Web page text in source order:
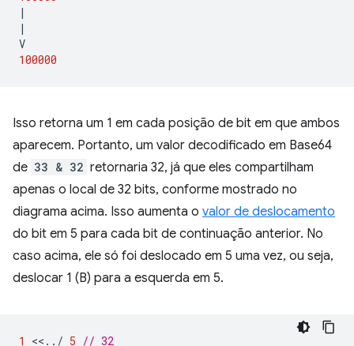
|
|
V
100000
Isso retorna um 1 em cada posição de bit em que ambos
aparecem. Portanto, um valor decodificado em Base64
de 33 & 32 retornaria 32, já que eles compartilham
apenas o local de 32 bits, conforme mostrado no
diagrama acima. Isso aumenta o valor de deslocamento
do bit em 5 para cada bit de continuação anterior. No
caso acima, ele só foi deslocado em 5 uma vez, ou seja,
deslocar 1 (B) para a esquerda em 5.
1 << .. / 5 // 32